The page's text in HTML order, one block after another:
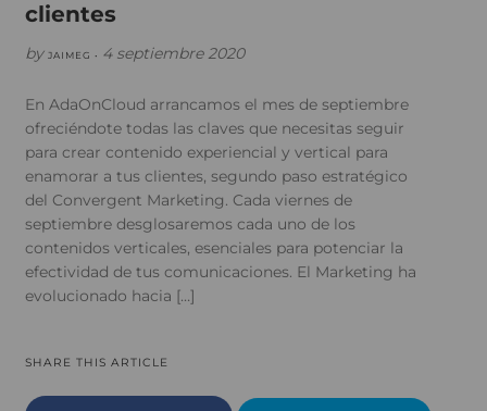
clientes
by JAIMEG • 4 septiembre 2020
En AdaOnCloud arrancamos el mes de septiembre
ofreciéndote todas las claves que necesitas seguir
para crear contenido experiencial y vertical para
enamorar a tus clientes, segundo paso estratégico
del Convergent Marketing. Cada viernes de
septiembre desglosaremos cada uno de los
contenidos verticales, esenciales para potenciar la
efectividad de tus comunicaciones. El Marketing ha
evolucionado hacia […]
SHARE THIS ARTICLE